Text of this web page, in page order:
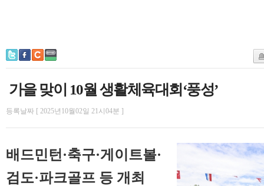
가을 맞이 10월 생활체육대회‘풍성’
등록날짜 [ 2025년10월02일 21시04분 ]
배드민턴·축구·게이트볼·
검도·파크골프 등 개최